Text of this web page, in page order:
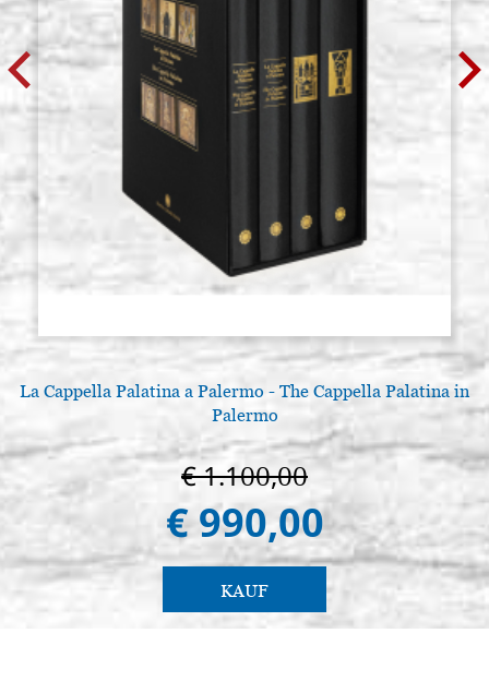
La Cappella Palatina a Palermo - The Cappella Palatina in
Palermo
€ 1.100,00
€ 990,00
KAUF